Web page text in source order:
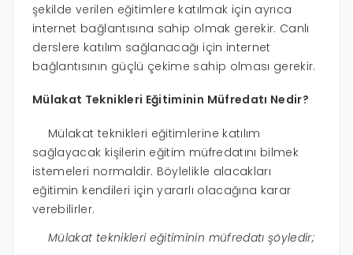
şekilde verilen eğitimlere katılmak için ayrıca
internet bağlantısına sahip olmak gerekir. Canlı
derslere katılım sağlanacağı için internet
bağlantısının güçlü çekime sahip olması gerekir.
Mülakat Teknikleri Eğitiminin Müfredatı Nedir?
Mülakat teknikleri eğitimlerine katılım
sağlayacak kişilerin eğitim müfredatını bilmek
istemeleri normaldir. Böylelikle alacakları
eğitimin kendileri için yararlı olacağına karar
verebilirler.
Mülakat teknikleri eğitiminin müfredatı şöyledir;